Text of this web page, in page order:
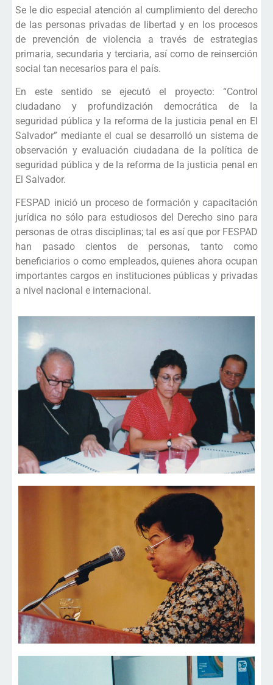
Se le dio especial atención al cumplimiento del derecho
de las personas privadas de libertad y en los procesos
de prevención de violencia a través de estrategias
primaria, secundaria y terciaria, así como de reinserción
social tan necesarios para el país.
En este sentido se ejecutó el proyecto: “Control
ciudadano y profundización democrática de la
seguridad pública y la reforma de la justicia penal en El
Salvador” mediante el cual se desarrolló un sistema de
observación y evaluación ciudadana de la política de
seguridad pública y de la reforma de la justicia penal en
El Salvador.
FESPAD inició un proceso de formación y capacitación
jurídica no sólo para estudiosos del Derecho sino para
personas de otras disciplinas; tal es así que por FESPAD
han pasado cientos de personas, tanto como
beneficiarios o como empleados, quienes ahora ocupan
importantes cargos en instituciones públicas y privadas
a nivel nacional e internacional.